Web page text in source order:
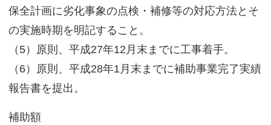
保全計画に劣化事象の点検・補修等の対応方法とそ
の実施時期を明記すること。
（5）原則、平成27年12月末までに工事着手。
（6）原則、平成28年1月末までに補助事業完了実績
報告書を提出。
補助額